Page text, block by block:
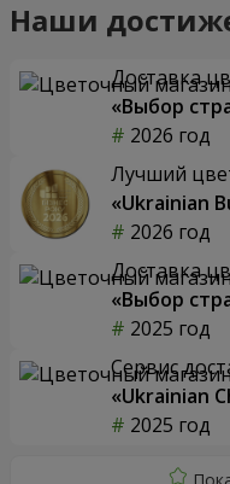
Наши
Доставка
«Выбор
2026 год
Лучший
«Ukrainian
2026 год
Доставка
«Выбор
2025 год
Сервис
«Ukrainian
2025 год